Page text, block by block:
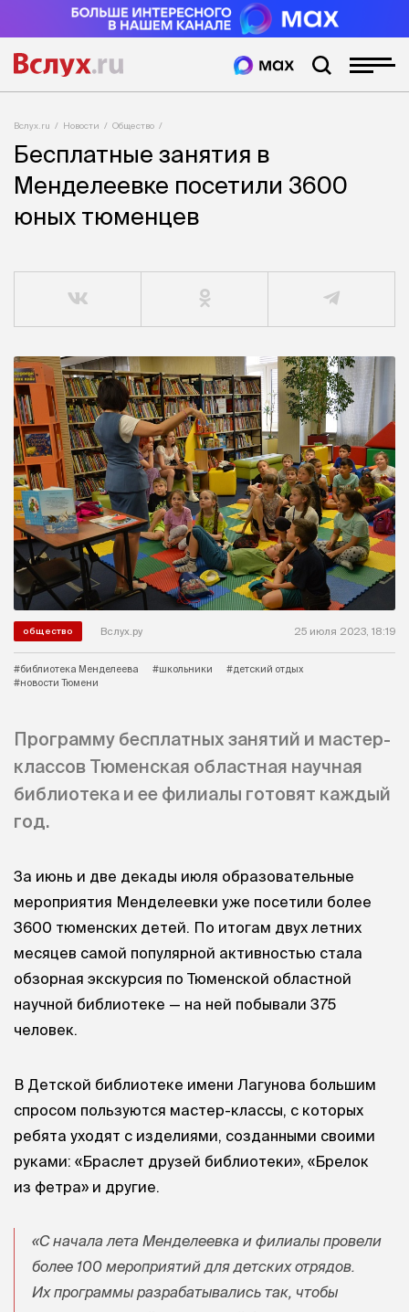
Вслух.ru Новости Общество
Бесплатные занятия в
Менделеевке посетили 3600
юных тюменцев
общество Вслух.ру 25 июля 2023, 18:19
#библиотека Менделеева #школьники
#детский отдых
#новости Тюмени
Программу бесплатных занятий и мастер-
классов Тюменская областная научная
библиотека и ее филиалы готовят каждый
год.
За июнь и две декады июля образовательные
мероприятия Менделеевки уже посетили более
3600 тюменских детей. По итогам двух летних
месяцев самой популярной активностью стала
обзорная экскурсия по Тюменской областной
научной библиотеке — на ней побывали 375
человек.
В Детской библиотеке имени Лагунова большим
спросом пользуются мастер-классы, с которых
ребята уходят с изделиями, созданными своими
руками: «Браслет друзей библиотеки», «Брелок
из фетра» и другие.
«С начала лета Менделеевка и филиалы провели
более 100 мероприятий для детских отрядов.
Их программы разрабатывались так, чтобы